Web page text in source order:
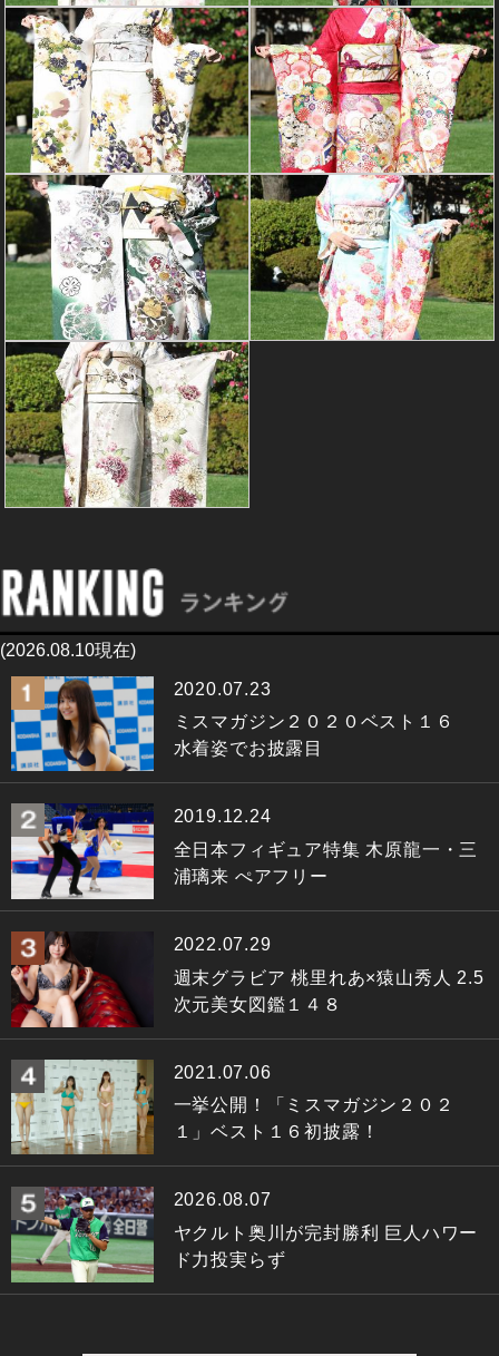
(2026.08.10現在)
2020.07.23
ミスマガジン２０２０ベスト１６
水着姿でお披露目
2019.12.24
全日本フィギュア特集 木原龍一・三
浦璃来 ぺアフリー
2022.07.29
週末グラビア 桃里れあ×猿山秀人 2.5
次元美女図鑑１４８
2021.07.06
一挙公開！「ミスマガジン２０２
１」ベスト１６初披露！
2026.08.07
ヤクルト奥川が完封勝利 巨人ハワー
ド力投実らず